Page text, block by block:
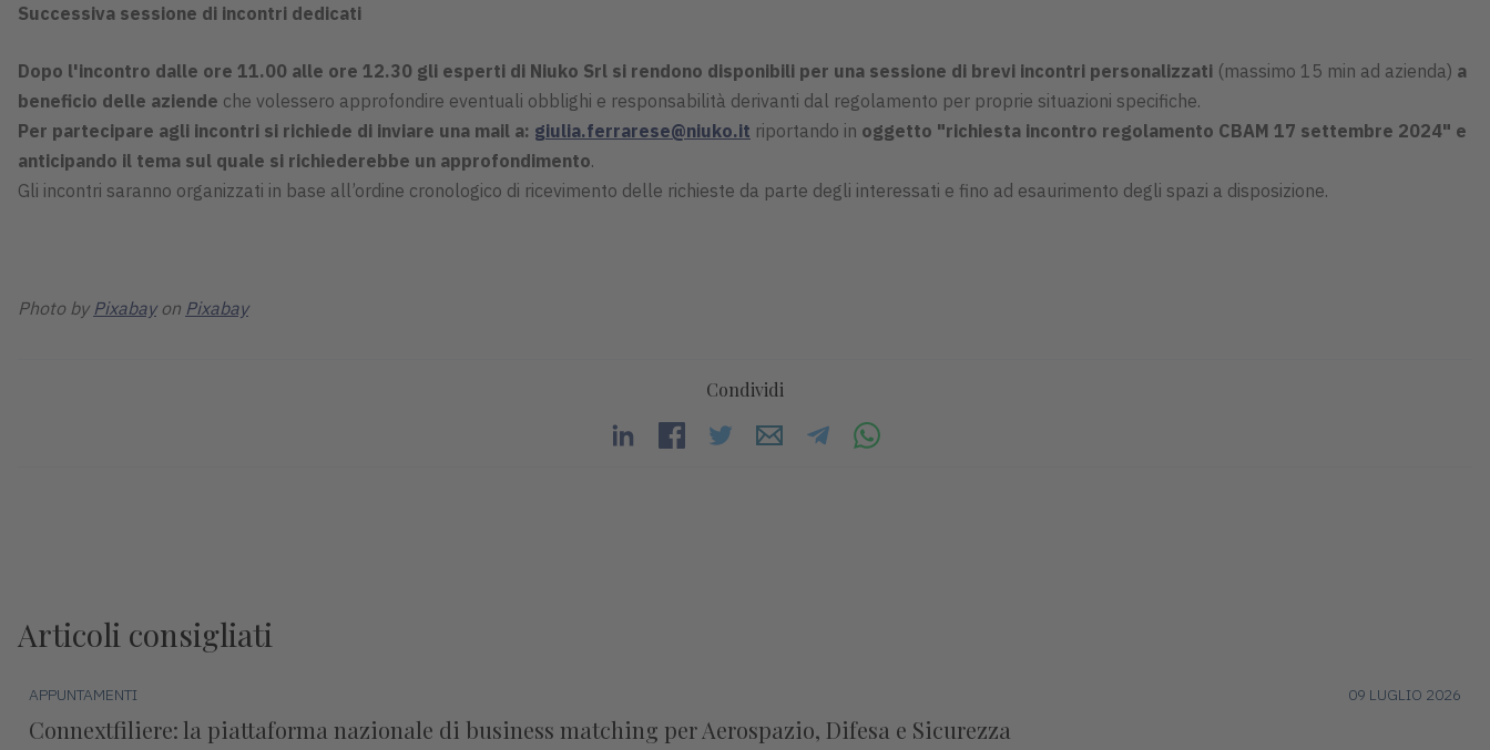
Successiva sessione di incontri dedicati
Dopo l'incontro dalle ore 11.00 alle ore 12.30 gli esperti di Niuko Srl si rendono disponibili per una sessione di brevi incontri personalizzati (massimo 15 min ad azienda) a
beneficio delle aziende che volessero approfondire eventuali obblighi e responsabilità derivanti dal regolamento per proprie situazioni specifiche.
Per partecipare agli incontri si richiede di inviare una mail a: giulia.ferrarese@niuko.it riportando in oggetto "richiesta incontro regolamento CBAM 17 settembre 2024" e
anticipando il tema sul quale si richiederebbe un approfondimento.
Gli incontri saranno organizzati in base all’ordine cronologico di ricevimento delle richieste da parte degli interessati e fino ad esaurimento degli spazi a disposizione.
Photo by Pixabayon Pixabay
Condividi
Articoli consigliati
APPUNTAMENTI 09 LUGLIO 2026
Connextfiliere: la piattaforma nazionale di business matching per Aerospazio, Difesa e Sicurezza